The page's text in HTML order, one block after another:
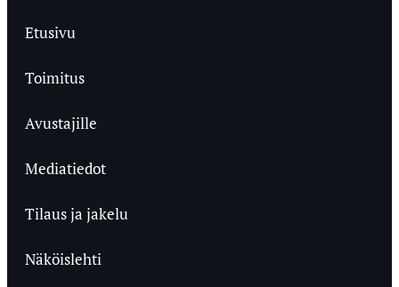
Etusivu
Toimitus
Avustajille
Mediatiedot
Tilaus ja jakelu
Näköislehti